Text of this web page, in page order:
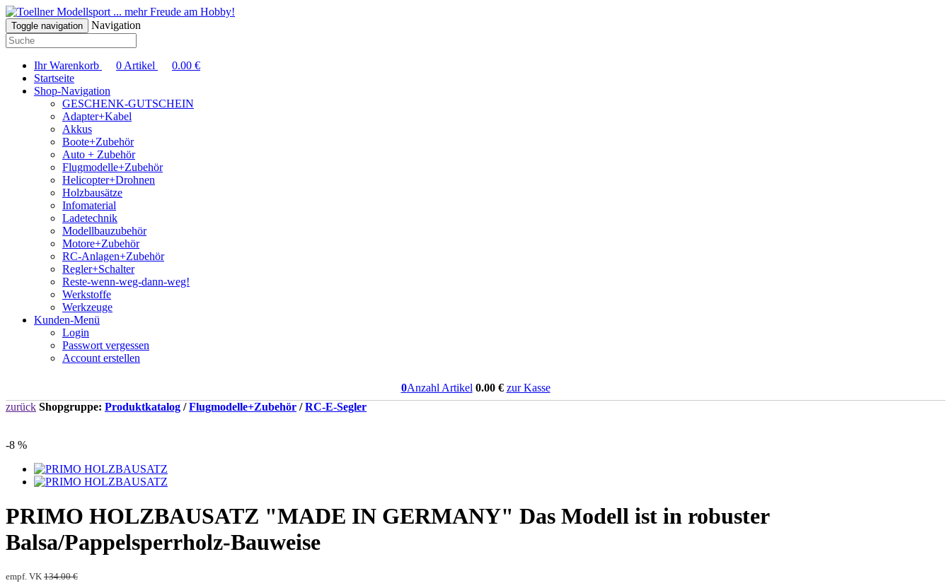
... mehr Freude am Hobby!
Toggle navigation Navigation
Ihr Warenkorb 0 Artikel 0.00 €
Startseite
Shop-Navigation
GESCHENK-GUTSCHEIN
Adapter+Kabel
Akkus
Boote+Zubehör
Auto + Zubehör
Flugmodelle+Zubehör
Helicopter+Drohnen
Holzbausätze
Infomaterial
Ladetechnik
Modellbauzubehör
Motore+Zubehör
RC-Anlagen+Zubehör
Regler+Schalter
Reste-wenn-weg-dann-weg!
Werkstoffe
Werkzeuge
Kunden-Menü
Login
Passwort vergessen
Account erstellen
0Anzahl Artikel 0.00€ zur Kasse
zurück Shopgruppe: Produktkatalog /Flugmodelle+Zubehör /RC-E-Segler
-8 %
PRIMO HOLZBAUSATZ "MADE IN GERMANY" Das Modell ist in robuster
Balsa/Pappelsperrholz-Bauweise
empf. VK 134.00 €